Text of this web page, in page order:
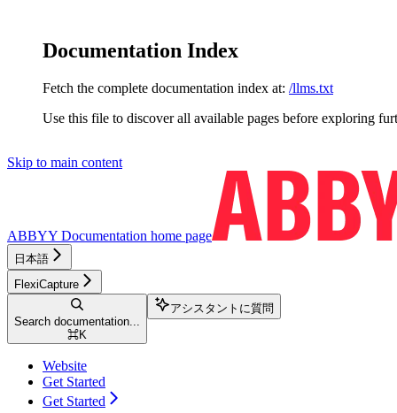
Documentation Index
Fetch the complete documentation index at: /llms.txt
Use this file to discover all available pages before exploring
Skip to main content
ABBYY Documentation home page
日本語
FlexiCapture
Search documentation...
⌘K
アシスタントに質問
Website
Get Started
Get Started